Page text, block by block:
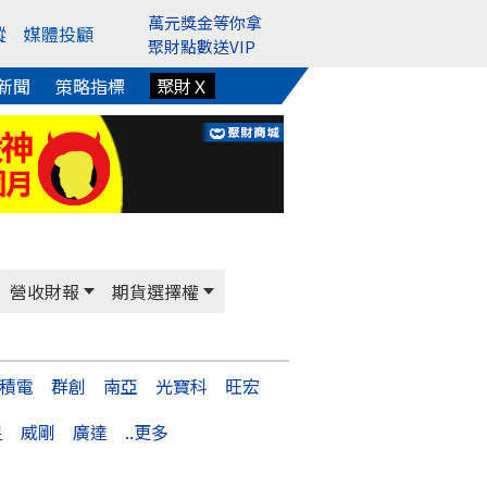
媒體投顧
萬元獎金等你拿
聚財點數送VIP
聞 策略指標 聚財Ｘ
營收財報 期貨選擇權
電 群創 南亞 光寶科
旺宏
威剛 廣達 ..更多